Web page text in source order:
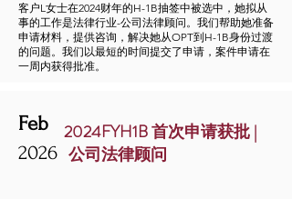
客户L女士在2024财年的H-1B抽签中被选中，她拟从
事的工作是法律行业-公司法律顾问。我们帮助她准备
申请材料，提供咨询，解决她从OPT到H-1B身份过渡
的问题。我们以最短的时间提交了申请，案件申请在
一周内获得批准。
Feb
2026
2024FYH1B 首次申请获批 |
公司法律顾问